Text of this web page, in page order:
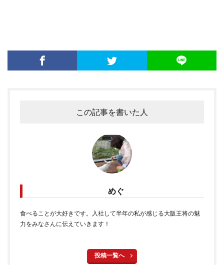
この記事を書いた人
めぐ
食べることが大好きです。入社して半年の私が感じる大阪王将の魅
力をみなさんに伝えていきます！
投稿一覧へ